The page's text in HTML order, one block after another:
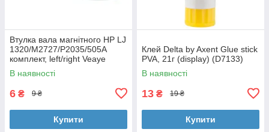
Втулка вала магнітного HP LJ
1320/M2727/P2035/505A
комплект, left/right Veaye
(BSHMR-505U-VE)
В наявності
6 ₴ 9 ₴
Купити
Клей Delta by Axent Glue stick
PVA, 21г (display) (D7133)
В наявності
13 ₴ 19 ₴
Купити